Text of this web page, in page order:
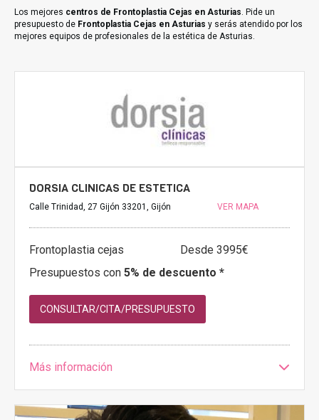
Los mejores centros de Frontoplastia Cejas en Asturias. Pide un
presupuesto de Frontoplastia Cejas en Asturias y serás atendido por los
mejores equipos de profesionales de la estética de Asturias.
DORSIA CLINICAS DE ESTETICA
Calle Trinidad, 27 Gijón 33201, Gijón VER MAPA
Frontoplastia cejas
Desde 3995€
Presupuestos con 5% de descuento *
CONSULTAR/CITA/PRESUPUESTO
Más información